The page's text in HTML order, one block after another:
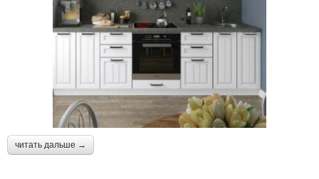
читать дальше →